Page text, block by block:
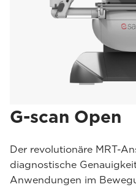
G-scan Open
Der revolutionäre MRT-
diagnostische
Anwendungen im